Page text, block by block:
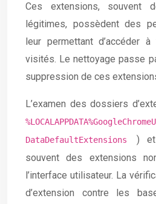
Ces extensions, souvent
légitimes, possèdent des
leur permettant d’accéder
visités. Le nettoyage passe
suppression de ces
L’examen des dossiers
DataDefaultExtensions ) et
souvent des extensions
l’interface utilisateur. La
d’extension contre les